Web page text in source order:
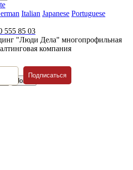
Italian Japanese Portuguese
555 85 03
"Люди Дела" многопрофильная
компания
Подписаться